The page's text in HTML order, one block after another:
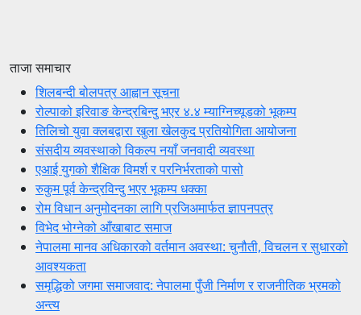
ताजा समाचार
शिलबन्दी बोलपत्र आह्वान सूचना
रोल्पाको इरिवाङ केन्द्रबिन्दु भएर ४.४ म्याग्निच्यूडको भूकम्प
तिलिचो युवा क्लबद्वारा खुला खेलकुद प्रतियोगिता आयोजना
संसदीय व्यवस्थाको विकल्प नयाँ जनवादी व्यवस्था
एआई युगको शैक्षिक विमर्श र परनिर्भरताको पासो
रुकुम पूर्व केन्द्रविन्दु भएर भूकम्प धक्का
रोम विधान अनुमोदनका लागि प्रजिअमार्फत ज्ञापनपत्र
विभेद भोग्नेको आँखाबाट समाज
नेपालमा मानव अधिकारको वर्तमान अवस्था: चुनौती, विचलन र सुधारको
आवश्यकता
समृद्धिको जगमा समाजवाद: नेपालमा पुँजी निर्माण र राजनीतिक भ्रमको
अन्त्य